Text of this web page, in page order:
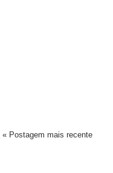
« Postagem mais recente